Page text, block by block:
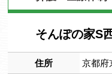
そんぽの家S
住所 京都府